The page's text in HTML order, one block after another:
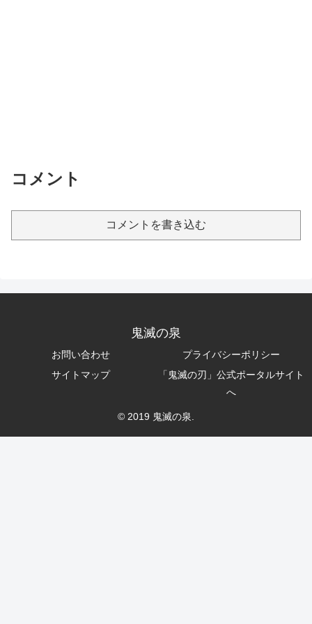
コメント
コメントを書き込む
鬼滅の泉
お問い合わせ
プライバシーポリシー
サイトマップ
「鬼滅の刃」公式ポータルサイト
へ
© 2019 鬼滅の泉.